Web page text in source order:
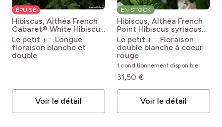
ÉPUISÉ
Hibiscus, Althéa French
Cabaret® White Hibiscus
syriacus FRENCH
CABARET ® White
'Mindouwh4'
Le petit + : Longue
floraison blanche et
double
Voir le détail
EN STOCK
Hibiscus, Althéa French
Point Hibiscus syriacus
French point
Le petit + : Floraison
double blanche à coeur
rouge
1 conditionnement disponible
31,50 €
Voir le détail